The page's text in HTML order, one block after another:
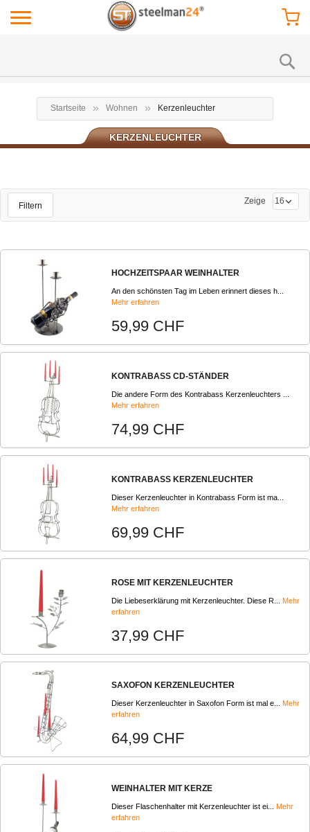
Startseite Wohnen Kerzenleuchter
KERZENLEUCHTER
Filtern Zeige
HOCHZEITSPAAR WEINHALTER
An den schönsten Tag im Leben erinnert dieses h...
Mehr erfahren
59,99 CHF
KONTRABASS CD-STÄNDER
Die andere Form des Kontrabass Kerzenleuchters ...
Mehr erfahren
74,99 CHF
KONTRABASS KERZENLEUCHTER
Dieser Kerzenleuchter in Kontrabass Form ist ma...
Mehr erfahren
69,99 CHF
ROSE MIT KERZENLEUCHTER
Die Liebeserklärung mit Kerzenleuchter. Diese R... Mehr
erfahren
37,99 CHF
SAXOFON KERZENLEUCHTER
Dieser Kerzenleuchter in Saxofon Form ist mal e... Mehr
erfahren
64,99 CHF
WEINHALTER MIT KERZE
Dieser Flaschenhalter mit Kerzenleuchter ist ei... Mehr
erfahren